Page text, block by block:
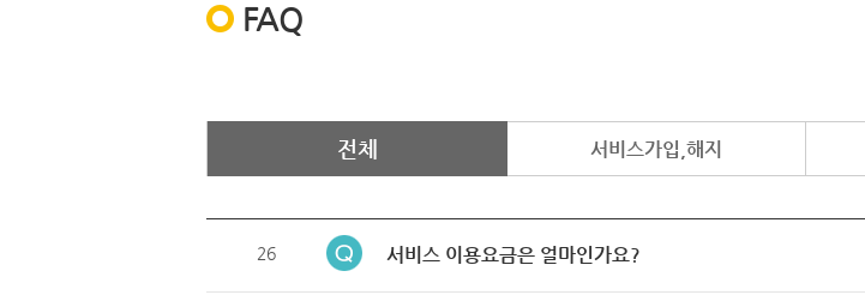
FAQ
전체 서비스가입,해지
26 서비스 이용요금은 얼마인가요?